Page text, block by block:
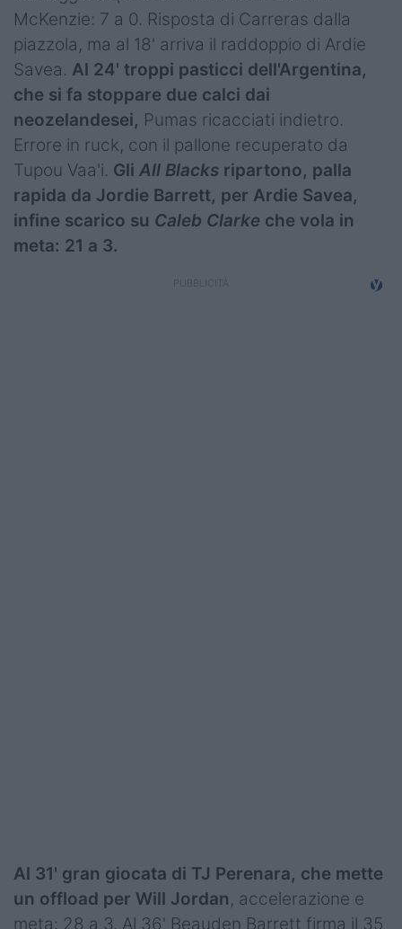
McKenzie: 7 a 0. Risposta di Carreras dalla
piazzola, ma al 18' arriva il raddoppio di Ardie
Savea. Al 24' troppi pasticci dell'Argentina,
che si fa stoppare due calci dai
neozelandesei, Pumas ricacciati indietro.
Errore in ruck, con il pallone recuperato da
Tupou Vaa'i. Gli All Blacks ripartono, palla
rapida da Jordie Barrett, per Ardie Savea,
infine scarico su Caleb Clarke che vola in
meta: 21 a 3.
Al 31' gran giocata di TJ Perenara, che mette
un offload per Will Jordan, accelerazione e
meta: 28 a 3. Al 36' Beauden Barrett firma il 35